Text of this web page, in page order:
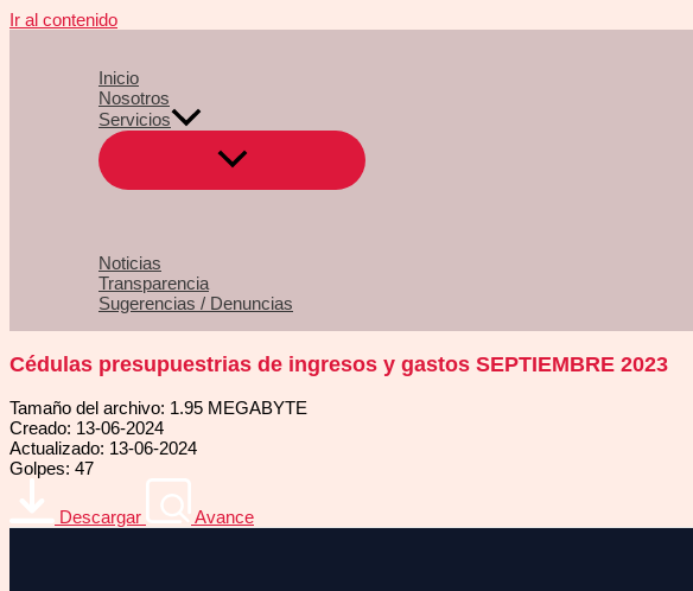
Ir al contenido
Inicio
Nosotros
Servicios
Noticias
Transparencia
Sugerencias / Denuncias
Cédulas presupuestrias de ingresos y gastos SEPTIEMBRE 2023
Tamaño del archivo: 1.95 MEGABYTE
Creado: 13-06-2024
Actualizado: 13-06-2024
Golpes: 47
Descargar Avance